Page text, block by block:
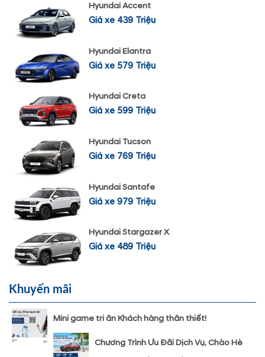
Hyundai Accent
Giá xe 439 Triệu
Hyundai Elantra
Giá xe 579 Triệu
Hyundai Creta
Giá xe 599 Triệu
Hyundai Tucson
Giá xe 769 Triệu
Hyundai Santafe
Giá xe 979 Triệu
Hyundai Stargazer X
Giá xe 489 Triệu
Khuyến mãi
Mini game tri ân Khách hàng thân thiết!
Chương Trình Ưu Đãi Dịch Vụ, Chào Hè